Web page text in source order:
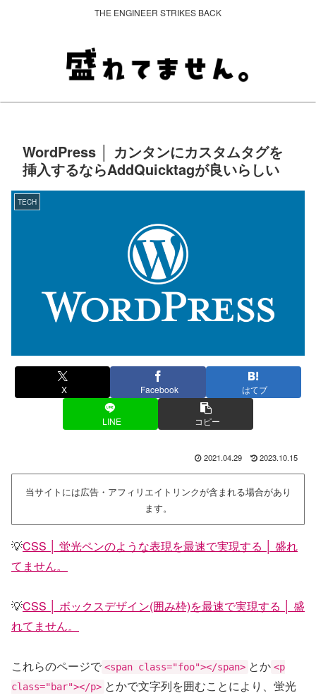
THE ENGINEER STRIKES BACK
WordPress │ カンタンにカスタムタグを
挿入するならAddQuicktagが良いらしい
TECH
X Facebook はてブ
LINE コピー
2021.04.29 2023.10.15
当サイトには広告・アフィリエイトリンクが含まれる場合があり
ます。
💡CSS │ 蛍光ペンのような表現を最速で実現する │ 盛れ
てません。
💡CSS │ ボックスデザイン(囲み枠)を最速で実現する │ 盛
れてません。
これらのページで <span class="foo"></span> とか <p
class="bar"></p> とかで文字列を囲むことにより、蛍光